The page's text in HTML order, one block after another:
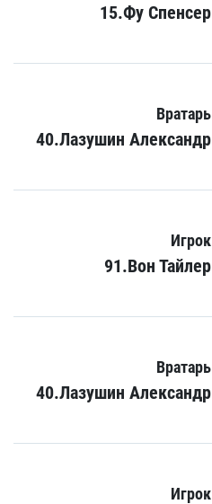
15.Фу Спенсер
Вратарь
40.Лазушин Александр
Игрок
91.Вон Тайлер
Вратарь
40.Лазушин Александр
Игрок